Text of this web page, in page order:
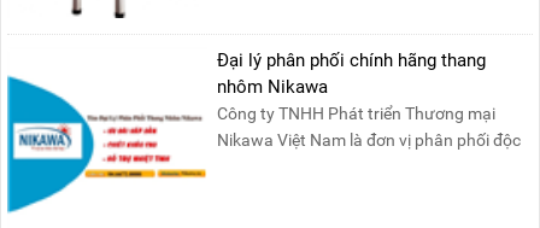
Đại lý phân phối chính hãng thang
nhôm Nikawa
Công ty TNHH Phát triển Thương mại
Nikawa Việt Nam là đơn vị phân phối độc